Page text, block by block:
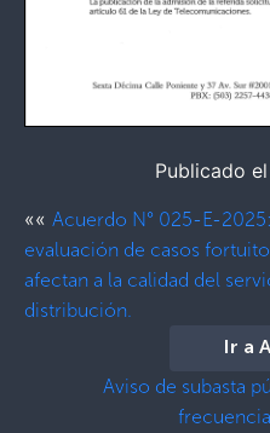
Publicado
«« Acuerdo N° 025-E-
evaluación de casos
afectan a la calidad del
distribución.
Ir a
Aviso de subasta